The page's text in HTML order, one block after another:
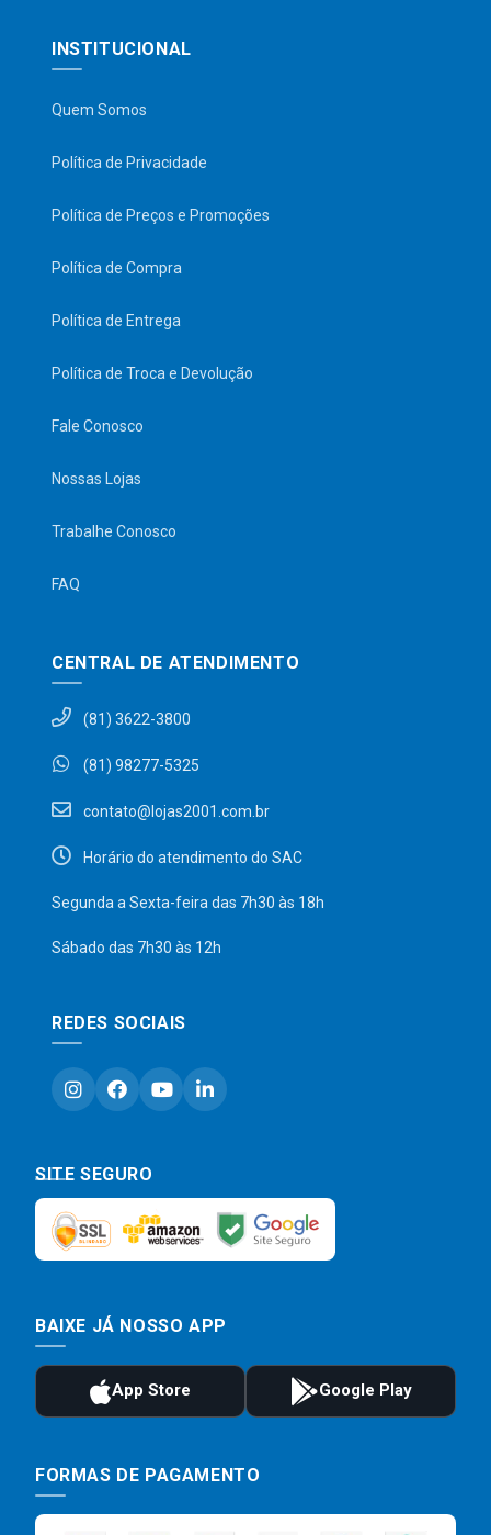
INSTITUCIONAL
Quem Somos
Política de Privacidade
Política de Preços e Promoções
Política de Compra
Política de Entrega
Política de Troca e Devolução
Fale Conosco
Nossas Lojas
Trabalhe Conosco
FAQ
CENTRAL DE ATENDIMENTO
(81) 3622-3800
(81) 98277-5325
contato@lojas2001.com.br
Horário do atendimento do SAC
Segunda a Sexta-feira das 7h30 às 18h
Sábado das 7h30 às 12h
REDES SOCIAIS
SITE SEGURO
BAIXE JÁ NOSSO APP
FORMAS DE PAGAMENTO